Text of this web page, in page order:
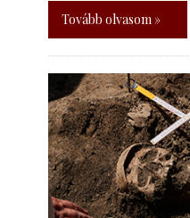
Tovább olvasom »